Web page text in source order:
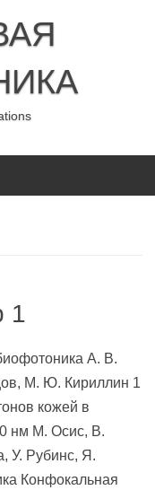
1
А. В.
М. Ю. Кириллин 1
кожей в
нм М. Осис, В.
У. Рубинс, Я.
Конфокальная